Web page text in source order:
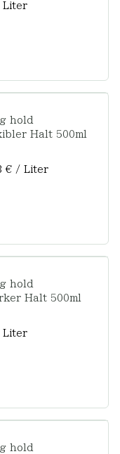
Liter
hold
Halt 500ml
€ / Liter
hold
Halt 500ml
Liter
hold